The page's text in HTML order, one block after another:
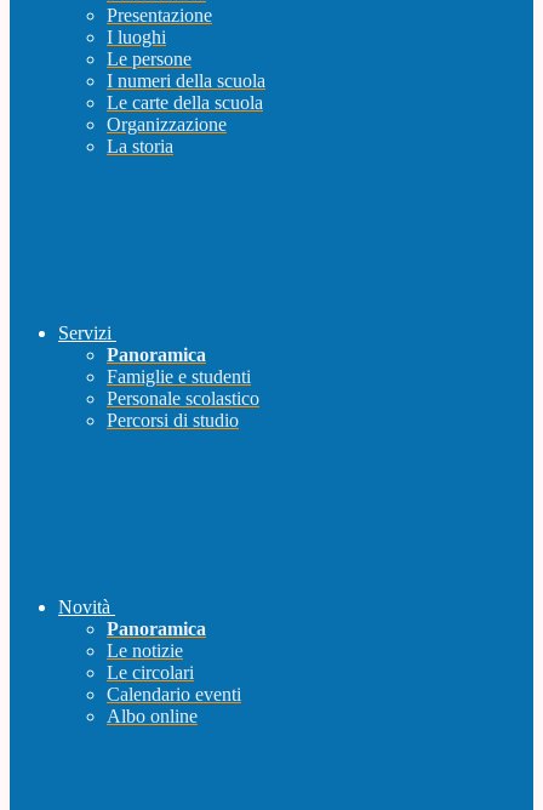
Presentazione
I luoghi
Le persone
I numeri della scuola
Le carte della scuola
Organizzazione
La storia
Servizi
Panoramica
Famiglie e studenti
Personale scolastico
Percorsi di studio
Novità
Panoramica
Le notizie
Le circolari
Calendario eventi
Albo online